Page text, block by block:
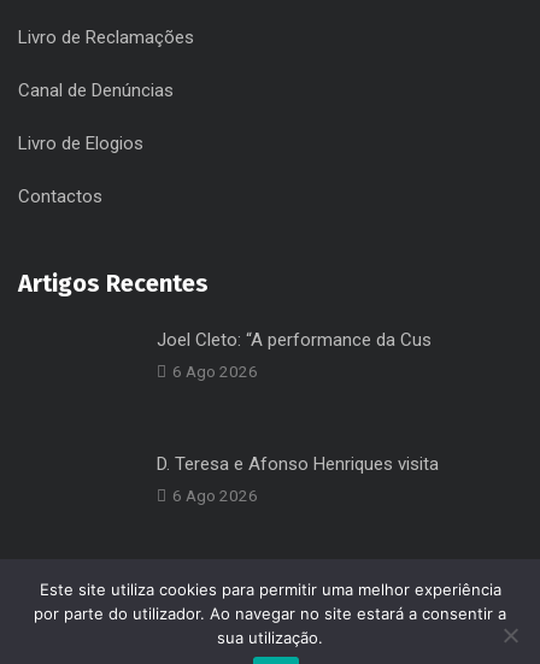
Livro de Reclamações
Canal de Denúncias
Livro de Elogios
Contactos
Artigos Recentes
Joel Cleto: “A performance da Cus
6 Ago 2026
D. Teresa e Afonso Henriques visita
6 Ago 2026
© 2026 Feira Viva - Cultura e Desporto, E.M.. Todos os direitos
Este site utiliza cookies para permitir uma melhor experiência
por parte do utilizador. Ao navegar no site estará a consentir a
sua utilização.